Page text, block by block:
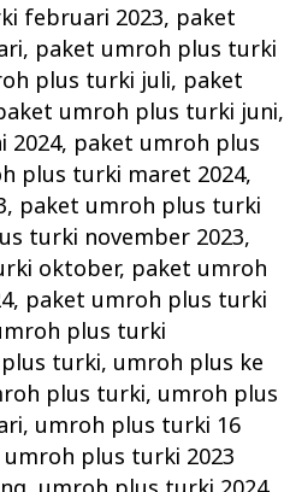
februari 2023, paket
, paket umroh plus turki
plus turki juli, paket
umroh plus turki juni,
2024, paket umroh plus
plus turki maret 2024,
, paket umroh plus turki
turki november 2023,
oktober, paket umroh
, paket umroh plus turki
plus turki
turki, umroh plus ke
plus turki, umroh plus
, umroh plus turki 16
umroh plus turki 2023